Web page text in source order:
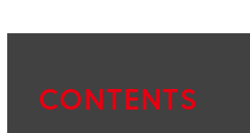
を
CONTENTS